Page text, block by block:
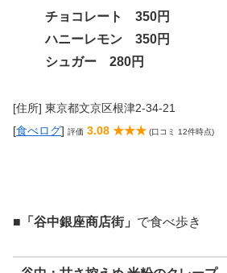
チョコレート 350円
ハニーレモン 350円
シュガー 280円
[住所] 東京都文京区根津2-34-21
[食べログ] 評価 3.08 ★★★ (口コミ 12件時点)
■ 「谷中銀座商店街」 で食べ歩き